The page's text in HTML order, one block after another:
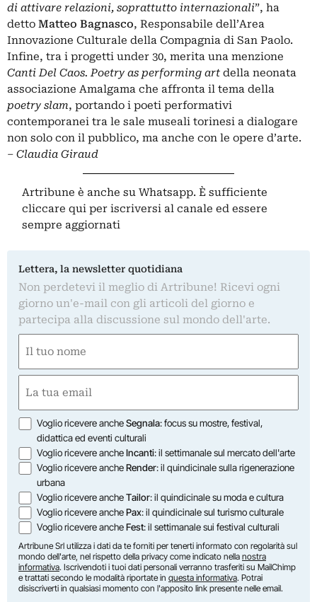
di attivare relazioni, soprattutto internazionali”, ha
detto Matteo Bagnasco, Responsabile dell’Area
Innovazione Culturale della Compagnia di San Paolo.
Infine, tra i progetti under 30, merita una menzione
Canti Del Caos. Poetry as performing art della neonata
associazione Amalgama che affronta il tema della
poetry slam, portando i poeti performativi
contemporanei tra le sale museali torinesi a dialogare
non solo con il pubblico, ma anche con le opere d’arte.
– Claudia Giraud
Artribune è anche su Whatsapp. È sufficiente
cliccare qui per iscriversi al canale ed essere
sempre aggiornati
Lettera, la newsletter quotidiana
Non perdetevi il meglio di Artribune! Ricevi ogni
giorno un'e-mail con gli articoli del giorno e
partecipa alla discussione sul mondo dell'arte.
(Required)
First
(Required)
Opzioni
Voglio ricevere ancheSegnala: focus su mostre, festival,
didattica ed eventi culturali
Voglio ricevere ancheIncanti: il settimanale sul mercato dell'arte
Voglio ricevere ancheRender: il quindicinale sulla rigenerazione
urbana
Voglio ricevere ancheTailor: il quindicinale su moda e cultura
Voglio ricevere anchePax: il quindicinale sul turismo culturale
Voglio ricevere ancheFest: il settimanale sui festival culturali
Artribune Srl utilizza i dati da te forniti per tenerti informato con regolarità sul
mondo dell'arte, nel rispetto della privacy come indicato nella nostra
informativa. Iscrivendoti i tuoi dati personali verranno trasferiti su MailChimp
e trattati secondo le modalità riportate in questa informativa. Potrai
disiscriverti in qualsiasi momento con l'apposito link presente nelle email.